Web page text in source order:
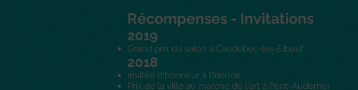
Récompenses - Invitations
2019
Grand prix du salon à Caudebec-lès-Elbeuf
2018
Invitée d'honneur à Brionne
Prix de la ville au marché de l'art à Pont-Audemer